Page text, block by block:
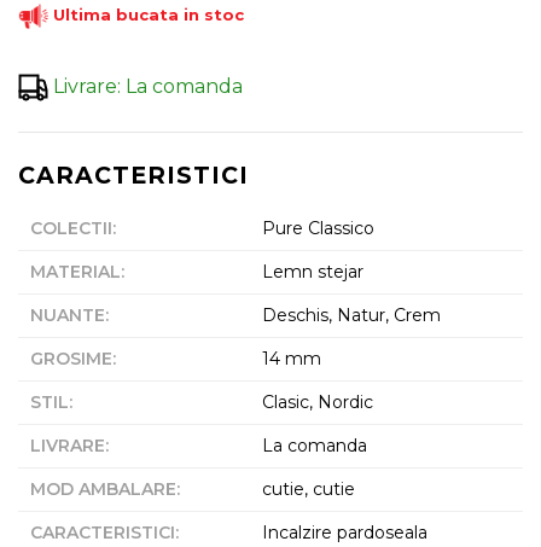
Ultima bucata in stoc
Livrare: La comanda
CARACTERISTICI
COLECTII:
Pure Classico
MATERIAL:
Lemn stejar
NUANTE:
Deschis, Natur, Crem
GROSIME:
14 mm
STIL:
Clasic, Nordic
LIVRARE:
La comanda
MOD AMBALARE:
cutie, cutie
CARACTERISTICI:
Incalzire pardoseala